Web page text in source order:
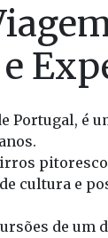
Portugal, é
cultura e
de um